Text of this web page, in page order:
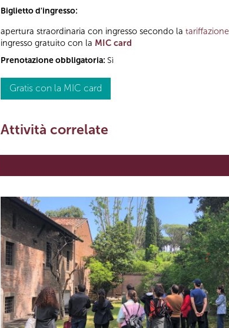
Biglietto d'ingresso:
apertura straordinaria con ingresso secondo la
ingresso gratuito con la MIC card
Prenotazione obbligatoria: Sì
Gratis con la MIC card
Attività correlate